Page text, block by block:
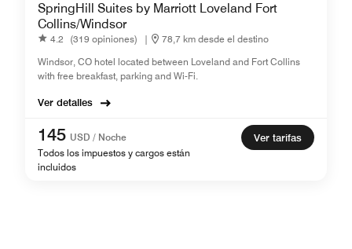
SpringHill Suites by Marriott Loveland Fort
Collins/Windsor
4.2 (319 opiniones) |
78,7 km desde el destino
Windsor, CO hotel located between Loveland and Fort Collins
with free breakfast, parking and Wi-Fi.
Ver detalles
145 USD / Noche
Todos los impuestos y cargos están
incluidos
Ver tarifas